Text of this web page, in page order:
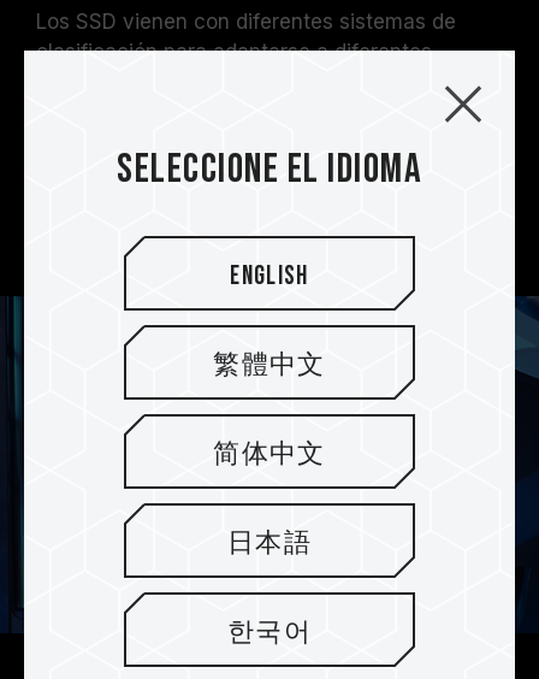
Los SSD vienen con diferentes sistemas de
clasificación para adaptarse a diferentes
necesidades: el SSD T-FORCE G70 Pro PCIe 4.0
admite almacenamiento en caché DRAM y
SSD T-FORCE G70 PCIe 4.0 solo admite
que más te convenga.
Seleccione el idioma
English
繁體中文
简体中文
日本語
한국어